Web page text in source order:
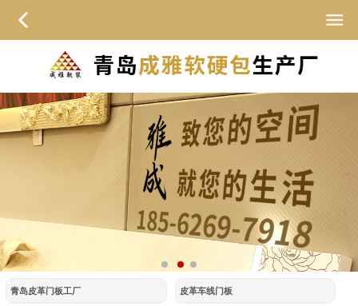
青岛皮革门板工厂 皮革车线门板